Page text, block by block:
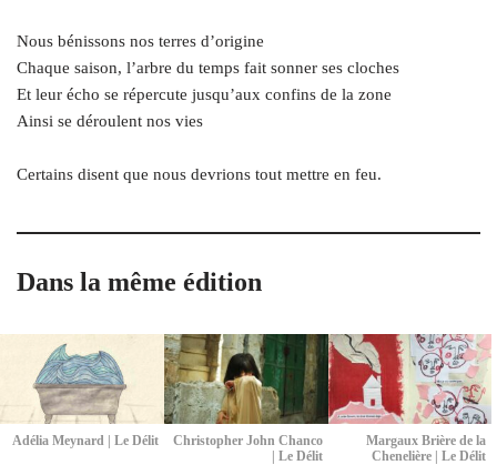
Nous bénissons nos terres d’origine
Chaque saison, l’arbre du temps fait sonner ses cloches
Et leur écho se répercute jusqu’aux confins de la zone
Ainsi se déroulent nos vies
Certains disent que nous devrions tout mettre en feu.
Dans la même édition
Adélia Meynard | Le Délit
Christopher John Chanco
| Le Délit
Margaux Brière de la
Chenelière | Le Délit